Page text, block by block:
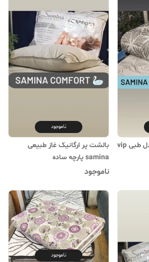
ناموجود
بالشت پر ارگانیک غاز طبیعی
samina پارچه ساده
ناموجود
ناموجود